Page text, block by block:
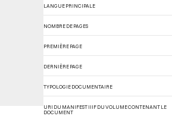
LANGUE PRINCIPALE
NOMBRE DE PAGES
PREMIÈRE PAGE
DERNIÈRE PAGE
TYPOLOGIE DOCUMENTAIRE
URI DU MANIFEST IIIF DU VOLUME CONTENANT LE
DOCUMENT